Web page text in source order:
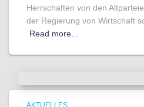
Herrschaften von den
der Regierung von Wirtschaft
Read more…
AKTUELLES